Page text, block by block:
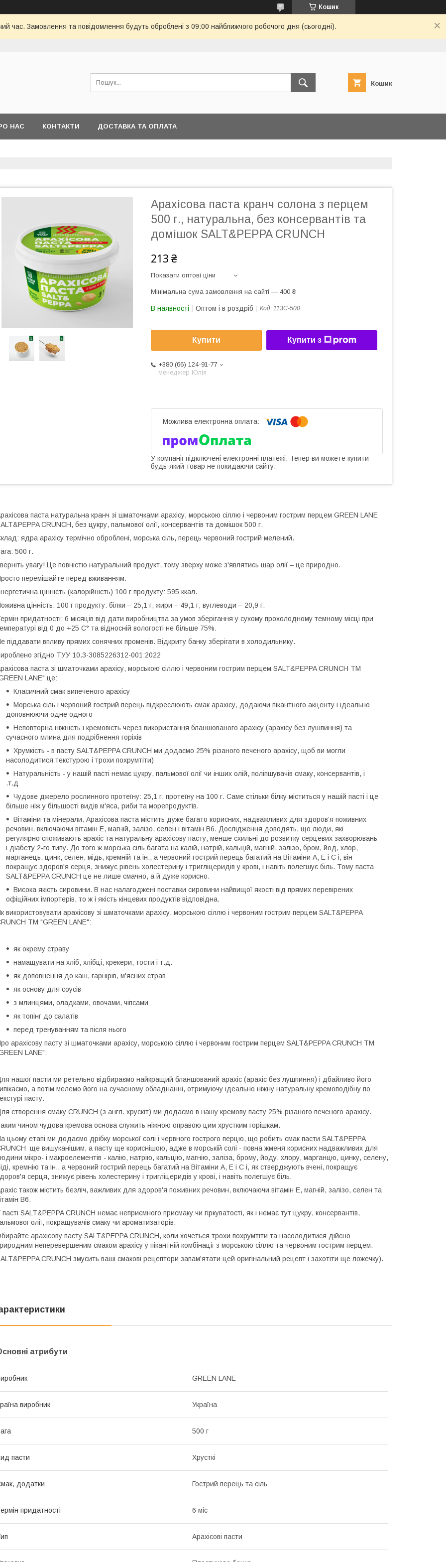
Кошик
час. Замовлення та повідомлення будуть оброблені з 09:00 найближчого робочого дня (сьогодні).
Кошик
НАС КОНТАКТИ ДОСТАВКА ТА ОПЛАТА
Арахісова паста кранч солона з перцем
500 г., натуральна, без консервантів та
домішок SALT&PEPPA CRUNCH
213 ₴
Показати оптові ціни
Мінімальна сума замовлення на сайті — 400 ₴
В наявності Оптом і в роздріб Код: 113C-500
Купити Купити з
+380 (66) 124-91-77
менеджер Юлія
У компанії підключені електронні платежі. Тепер ви можете купити
будь-який товар не покидаючи сайту.
паста натуральна кранч зі шматочками арахісу, морською сіллю і червоним гострим перцем GREEN LANE
CRUNCH, без цукру, пальмової олії, консервантів та домішок 500 г.
ядра арахісу термічно оброблені, морська сіль, перець червоний гострий мелений.
500 г.
увагу! Це повністю натуральний продукт, тому зверху може з'являтись шар олії – це природно.
перемішайте перед вживанням.
цінність (калорійність) 100 г продукту: 595 ккал.
цінність: 100 г продукту: білки – 25,1 г, жири – 49,1 г, вуглеводи – 20,9 г.
придатності: 6 місяців від дати виробництва за умов зберігання у сухому прохолодному темному місці при
від 0 до +25 С° та відносній вологості не більше 75%.
піддавати впливу прямих сонячних променів. Відкриту банку зберігати в холодильнику.
згідно ТУУ 10.3-3085226312-001:2022
паста зі шматочками арахісу, морською сіллю і червоним гострим перцем SALT&PEPPA CRUNCH ТМ
LANE" це:
Класичний смак випеченого арахісу
Морська сіль і червоний гострий перець підкреслюють смак арахісу, додаючи пікантного акценту і ідеально
доповнюючи одне одного
Неповторна ніжність і кремовість через використання бланшованого арахісу (арахісу без лушпиння) та
сучасного млина для подрібнення горіхів
Хрумкість - в пасту SALT&PEPPA CRUNCH ми додаємо 25% різаного печеного арахісу, щоб ви могли
насолодитися текстурою і трохи похрумтіти)
Натуральність - у нашій пасті немає цукру, пальмової олії чи інших олій, поліпшувачів смаку, консервантів, і
.т.д
Чудове джерело рослинного протеїну: 25,1 г. протеїну на 100 г. Саме стільки білку міститься у нашій пасті і це
більше ніж у більшості видів м'яса, риби та морепродуктів.
Вітаміни та мінерали. Арахісова паста містить дуже багато корисних, надважливих для здоров’я поживних
речовин, включаючи вітамін Е, магній, залізо, селен і вітамін В6. Дослідження доводять, що люди, які
регулярно споживають арахіс та натуральну арахісову пасту, менше схильні до розвитку серцевих захворювань
і діабету 2-го типу. До того ж морська сіль багата на калій, натрій, кальцій, магній, залізо, бром, йод, хлор,
марганець, цинк, селен, мідь, кремній та ін., а червоний гострий перець багатий на Вітаміни А, Е і С і, він
покращує здоров'я серця, знижує рівень холестерину і тригліцеридів у крові, і навіть полегшує біль. Тому паста
SALT&PEPPA CRUNCH це не лише смачно, а й дуже корисно.
Висока якість сировини. В нас налагоджені поставки сировини найвищої якості від прямих перевірених
офіційних імпортерів, то ж і якість кінцевих продуктів відповідна.
використовувати арахісову зі шматочками арахісу, морською сіллю і червоним гострим перцем SALT&PEPPA
ТМ "GREEN LANE":
як окрему страву
намащувати на хліб, хлібці, крекери, тости і т.д.
як доповнення до каш, гарнірів, м'ясних страв
як основу для соусів
з млинцями, оладками, овочами, чіпсами
як топінг до салатів
перед тренуванням та після нього
арахісову пасту зі шматочками арахісу, морською сіллю і червоним гострим перцем SALT&PEPPA CRUNCH ТМ
LANE":
нашої пасти ми ретельно відбираємо найкращий бланшований арахіс (арахіс без лушпиння) і дбайливо його
а потім мелемо його на сучасному обладнанні, отримуючу ідеально ніжну натуральну кремоподібну по
пасту.
створення смаку CRUNCH (з англ. хрускіт) ми додаємо в нашу кремову пасту 25% різаного печеного арахісу.
чином чудова кремова основа служить ніжною оправою цим хрустким горішкам.
цьому етапі ми додаємо дрібку морської солі і червного гострого перцю, що робить смак пасти SALT&PEPPA
ще вишуканішим, а пасту ще кориснішою, адже в морській солі - повна жменя корисних надважливих для
мікро- і макроелементів - калію, натрію, кальцію, магнію, заліза, брому, йоду, хлору, марганцю, цинку, селену,
кремнію та ін., а червоний гострий перець багатий на Вітаміни А, Е і С і, як стверджують вчені, покращує
серця, знижує рівень холестерину і тригліцеридів у крові, і навіть полегшує біль.
також містить безліч, важливих для здоров'я поживних речовин, включаючи вітамін Е, магній, залізо, селен та
В6.
пасті SALT&PEPPA CRUNCH немає неприємного присмаку чи гіркуватості, як і немає тут цукру, консервантів,
олії, покращувачів смаку чи ароматизаторів.
арахісову пасту SALT&PEPPA CRUNCH, коли хочеться трохи похрумтіти та насолодитися дійсно
неперевершеним смаком арахісу у пікантній комбінації з морською сіллю та червоним гострим перцем.
CRUNCH змусить ваші смакові рецептори запам'ятати цей оригінальний рецепт і захотіти ще ложечку).
атрибути
GREEN LANE
виробник Україна
500 г
пасти Хрусткі
додатки Гострий перець та сіль
придатності 6 міс
Арахісові пасти